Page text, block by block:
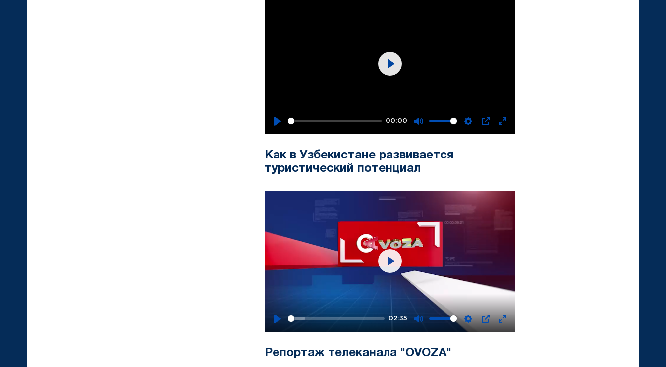
00:00
Play
Как в Узбекистане развивается
туристический потенциал
02:35
Settings
Play
Репортаж телеканала "OVOZA"